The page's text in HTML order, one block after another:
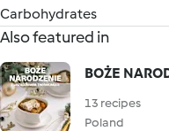
Carbohydrates
Also featured in
13 recipes
Poland